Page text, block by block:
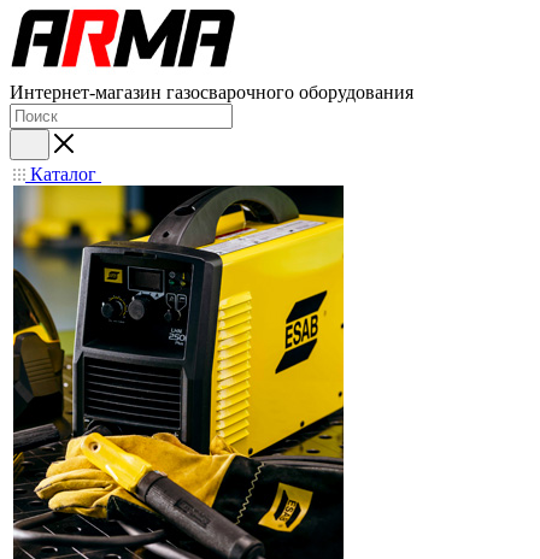
Интернет-магазин газосварочного оборудования
Каталог